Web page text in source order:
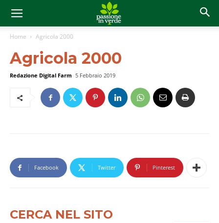
Home Agricola 2000
Agricola 2000
Redazione Digital Farm 5 Febbraio 2019
Facebook Twitter Pinterest
CERCA NEL SITO